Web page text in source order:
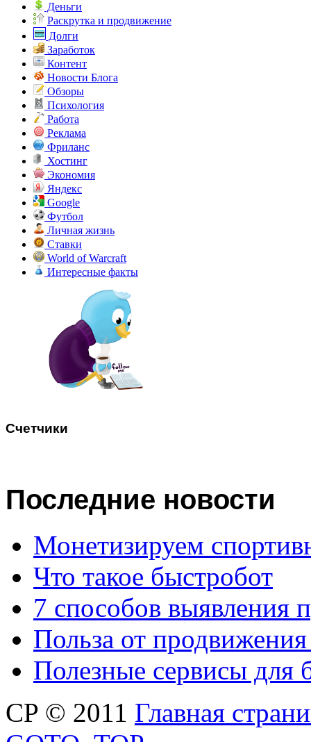
Деньги
Раскрутка и продвижение
Долги
Заработок
Контент
Новости Блога
Обзоры
Психология
Работа
Реклама
Фриланс
Хостинг
Экономия
Яндекс
Google
Футбол
Личная жизнь
Ставки
World of Warcraft
Интересные факты
Счетчики
Последние новости
Монетизируем
Что такое быстробот
7 способов выявления
Польза от
Полезные сервисы для
CP © 2011 Главная